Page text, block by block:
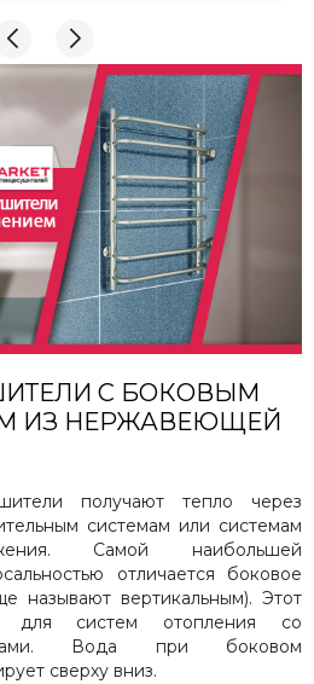
радиаторы будут греть
московскими зимами
С БОКОВЫМ
ИЗ НЕРЖАВЕЮЩЕЙ
получают тепло через
системам или системам
Самой наибольшей
отличается боковое
называют вертикальным). Этот
для систем отопления со
Вода при боковом
сверху вниз.